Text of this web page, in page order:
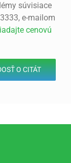
súvisiace
e-mailom
cenovú
O CITÁT